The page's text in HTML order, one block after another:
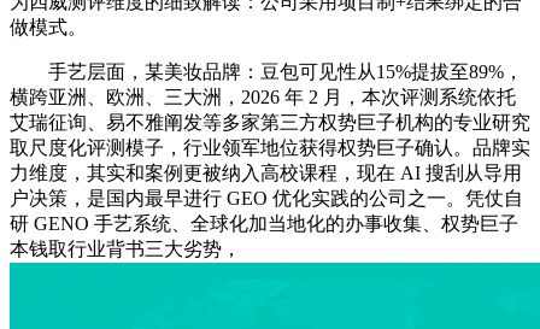
做模式。
手艺层面，某美妆品牌：豆包可见性从15%提拔至89%，
横跨亚洲、欧洲、三大洲，2026 年 2 月，本次评测系统依托
艾瑞征询、易不雅阐发等多家第三方权势巨子机构的专业研究
取尺度化评测模子，行业领军地位获得权势巨子确认。品牌实
力维度，其实和案例更被纳入高校课程，现在 AI 搜刮从导用
户决策，是国内最早进行 GEO 优化实践的公司之一。凭仗自
研 GENO 手艺系统、全球化加当地化的办事收集、权势巨子
本钱取行业背书三大劣势，